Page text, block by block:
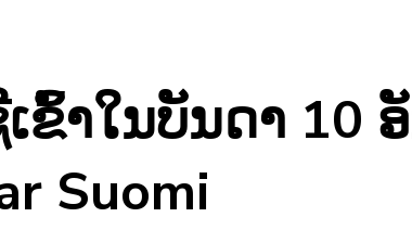
ຂົ້າໃນບັນດາ 10
Suomi